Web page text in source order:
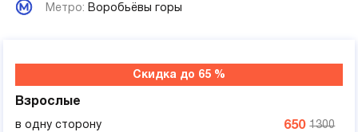
Метро: Воробьёвы горы
Скидка до 65 %
Взрослые
в одну сторону 1300
650